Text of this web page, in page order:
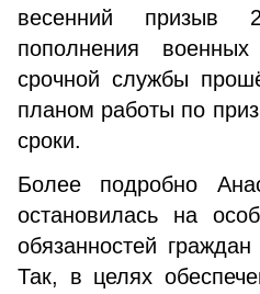
весенний призыв
пополнения
срочной службы
планом работы по
сроки.
Более подробно
остановилась на
обязанностей
Так, в целях